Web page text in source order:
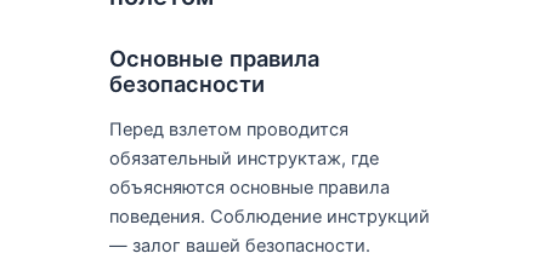
Основные правила
безопасности
Перед взлетом проводится
обязательный инструктаж, где
объясняются основные правила
поведения. Соблюдение инструкций
— залог вашей безопасности.